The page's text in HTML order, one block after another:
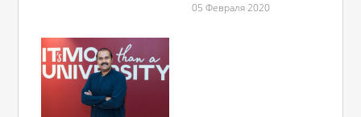
05 Февраля 2020